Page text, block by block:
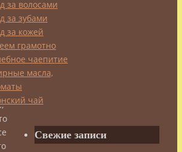
за волосами
за зубами
за кожей
грамотно
чаепитие
масла,
чай
Свежие записи